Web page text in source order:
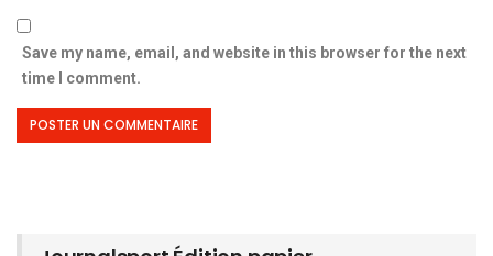
Save my name, email, and website in this browser for the next
time I comment.